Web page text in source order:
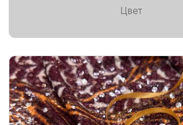
Тафта
Твид
Ткани на мембране
Цвет